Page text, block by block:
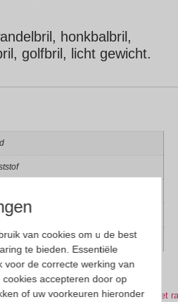
honkbalbril,
golfbril, licht gewicht.
Medium
Heren
van cookies om u de best
te bieden. Essentiële
voor de correcte werking van
accepteren door op
of uw voorkeuren hieronder